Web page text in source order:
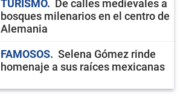
TURISMO
De calles medievales a
bosques milenarios en el centro de
Alemania
FAMOSOS
Selena Gómez rinde
homenaje a sus raíces mexicanas